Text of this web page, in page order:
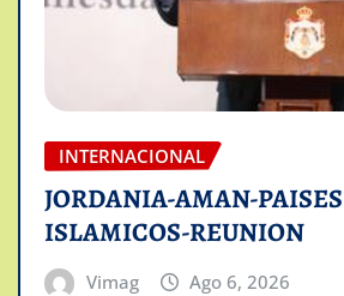
INTERNACIONAL
JORDANIA-AMAN-
ISLAMICOS-REUNION
Vimag Ago 6, 2026